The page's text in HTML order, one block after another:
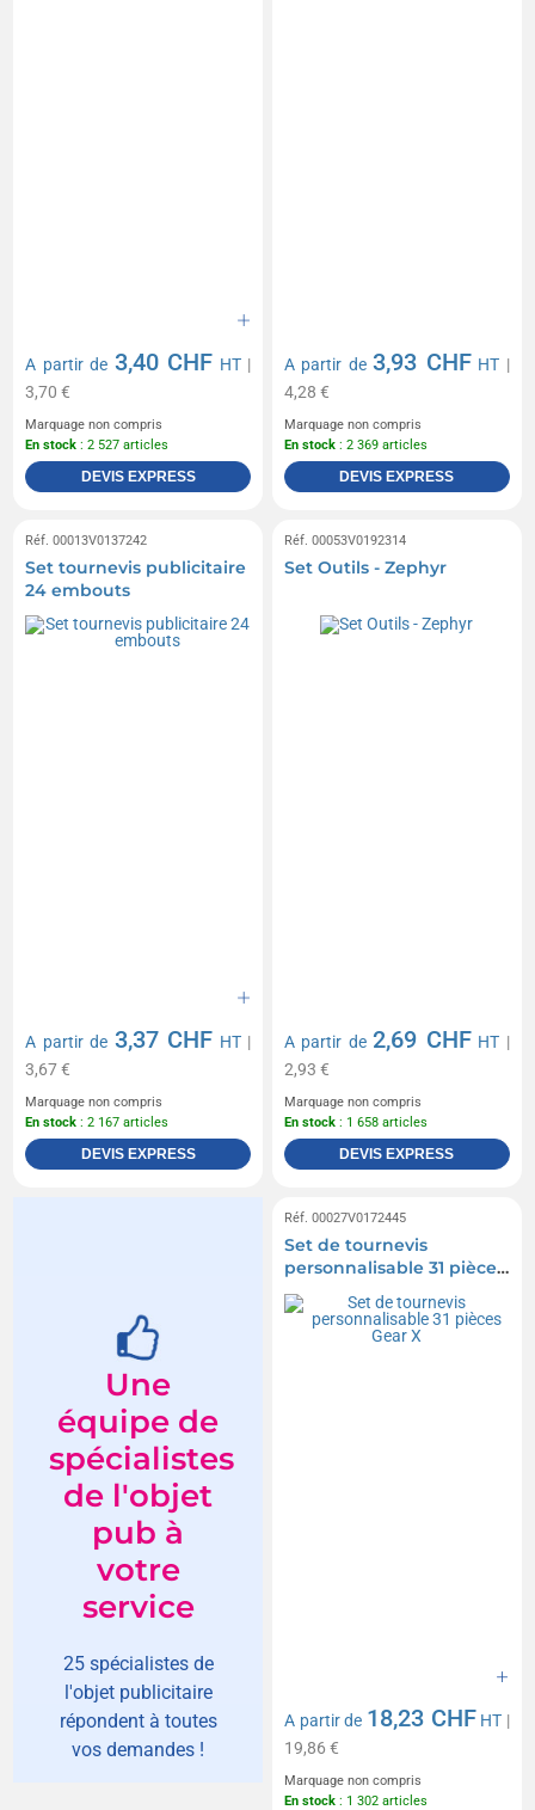
A partir de 3,40 CHF HT|
3,70 €
Marquage non compris
En stock : 2 527 articles
DEVIS EXPRESS
A partir de3,93 CHF HT |
4,28 €
Marquage non compris
En stock : 2 369 articles
DEVIS EXPRESS
Réf. 00013V0137242
Set tournevis publicitaire
24 embouts
A partir de 3,37 CHF HT|
3,67 €
Marquage non compris
En stock : 2 167 articles
DEVIS EXPRESS
Réf. 00053V0192314
Set Outils - Zephyr
A partir de2,69 CHF HT |
2,93 €
Marquage non compris
En stock : 1 658 articles
DEVIS EXPRESS
Une
équipe de
spécialistes
de l'objet
pub à
votre
service
25 spécialistes de
l'objet publicitaire
répondent à toutes
vos demandes !
Réf. 00027V0172445
Set de tournevis
personnalisable 31 pièces
Gear X
A partir de 18,23 CHF HT |
19,86 €
Marquage non compris
En stock : 1 302 articles